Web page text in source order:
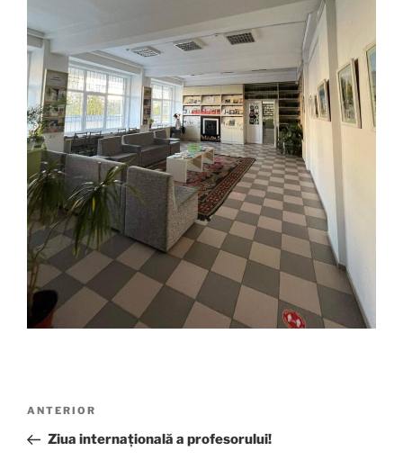
Navigare
articole
Articolul
anterior
ANTERIOR
Ziua internaţională a profesorului!